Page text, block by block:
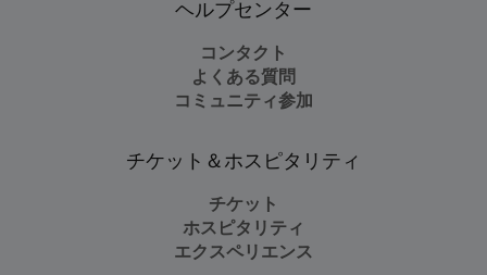
ヘルプセンター
コンタクト
よくある質問
コミュニティ参加
チケット＆ホスピタリティ
チケット
ホスピタリティ
エクスペリエンス